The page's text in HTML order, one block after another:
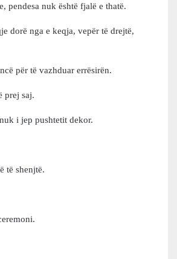
pendesa nuk është fjalë e thatë.
dorë nga e keqja, vepër të drejtë,
për të vazhduar errësirën.
prej saj.
i jep pushtetit dekor.
të shenjtë.